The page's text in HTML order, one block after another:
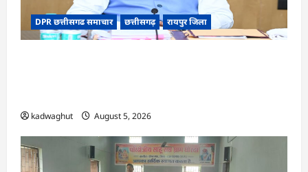
DPR छत्तीसगढ समाचार छत्तीसगढ़ रायपुर जिला
kadwaghut August 5, 2026